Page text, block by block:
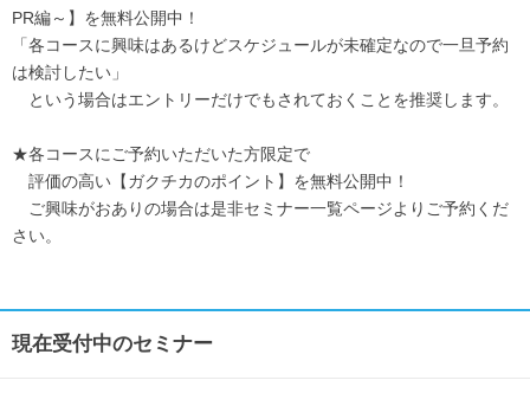
PR編～】を無料公開中！
「各コースに興味はあるけどスケジュールが未確定なので一旦予約
は検討したい」
という場合はエントリーだけでもされておくことを推奨します。
★各コースにご予約いただいた方限定で
評価の高い【ガクチカのポイント】を無料公開中！
ご興味がおありの場合は是非セミナー一覧ページよりご予約くだ
さい。
現在受付中のセミナー